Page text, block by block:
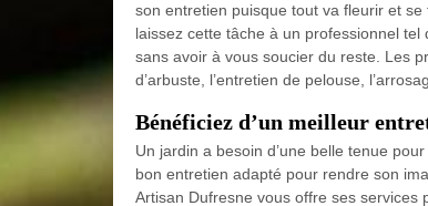
son entretien puisque tout va fleurir et
laissez cette tâche à un professionnel
sans avoir à vous soucier du reste. Les
d’arbuste, l’entretien de pelouse,
Bénéficiez d’un meilleur
Un jardin a besoin d’une belle tenue
bon entretien adapté pour rendre son
Artisan Dufresne vous offre ses services